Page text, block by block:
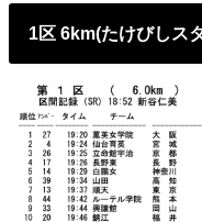
1区 6km(たけびしス